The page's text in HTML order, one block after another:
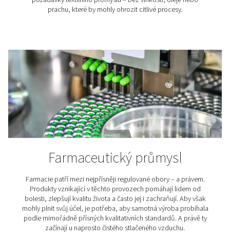
Řada tříd a typů filtrů
P – univerzální koalescenční předfiltr a předfiltr
G – koalescenční filtry pro univerzální ochranu;
pevných částic a olejového aerosolu
C – vysoce výkonné koalescenční filtry pro
ochranu, odstranění pevných částic a olejového
S – filtry částic pro ochranu proti prachu a